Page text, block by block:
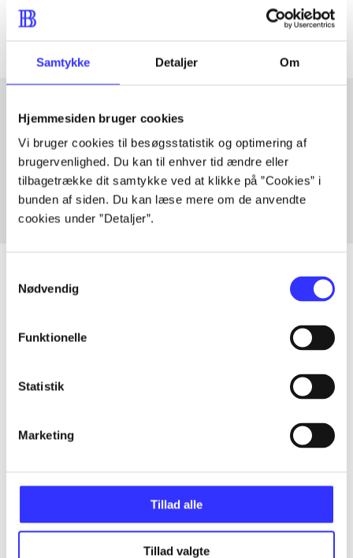
Samtykke Detaljer Om
Hjemmesiden bruger cookies
Vi bruger cookies til besøgsstatistik og optimering af
brugervenlighed. Du kan til enhver tid ændre eller
tilbagetrække dit samtykke ved at klikke på ”Cookies” i
bunden af siden. Du kan læse mere om de anvendte
cookies under ”Detaljer”.
Nødvendig
Funktionelle
Statistik
Marketing
Tillad alle
Tillad valgte
Artikler med samme emner
Fra
Alle registrerede artikler fordelt på udgivelser
...
...
...